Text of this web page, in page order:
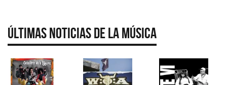
Últimas Noticias de la Música